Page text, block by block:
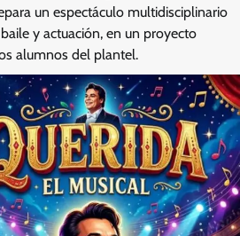
un espectáculo multidisciplinario
y actuación, en un proyecto
alumnos del plantel.